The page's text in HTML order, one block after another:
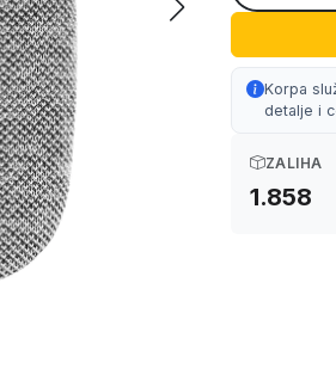
Korpa
detalje i
ZALIHA
1.858